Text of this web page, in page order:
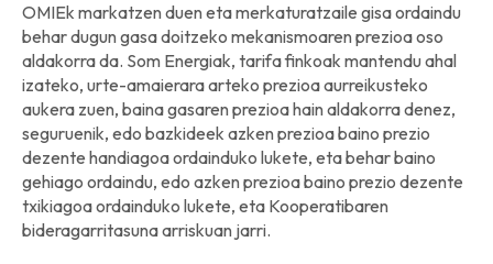
OMIEk markatzen duen eta merkaturatzaile gisa ordaindu
behar dugun gasa doitzeko mekanismoaren prezioa oso
aldakorra da. Som Energiak, tarifa finkoak mantendu ahal
izateko, urte-amaierara arteko prezioa aurreikusteko
aukera zuen, baina gasaren prezioa hain aldakorra denez,
seguruenik, edo bazkideek azken prezioa baino prezio
dezente handiagoa ordainduko lukete, eta behar baino
gehiago ordaindu, edo azken prezioa baino prezio dezente
txikiagoa ordainduko lukete, eta Kooperatibaren
bideragarritasuna arriskuan jarri.